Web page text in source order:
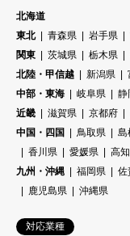
北海道
東北
青森県 岩手県
関東
茨城県 栃木県
北陸・甲信越
新潟県
中部・東海
岐阜県 静
近畿
滋賀県 京都府
中国・四国
鳥取県 島
香川県
愛媛県
高
九州・沖縄
福岡県 佐
鹿児島県
沖縄県
対応業種